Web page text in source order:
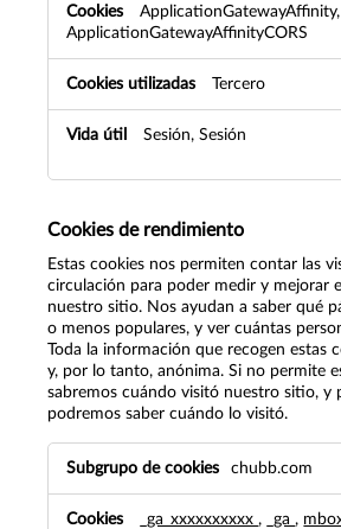
ApplicationGatewayAffinity,
ApplicationGatewayAffinityCORS
Tercero
Sesión, Sesión
Cookies de rendimiento
Estas cookies nos permiten contar las
circulación para poder medir y mejorar
nuestro sitio. Nos ayudan a saber qué
o menos populares, y ver cuántas
Toda la información que recogen estas
y, por lo tanto, anónima. Si no permite
sabremos cuándo visitó nuestro sitio, y
podremos saber cuándo lo visitó.
de
rendimiento
chubb.com
_ga_xxxxxxxxxx , _ga ,